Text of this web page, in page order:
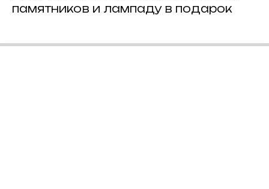
памятников и лампаду в подарок